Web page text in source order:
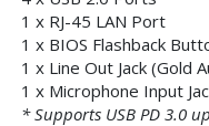
1 x RJ-45 LAN Port
1 x BIOS Flashback
1 x Line Out Jack (Gold
1 x Microphone Input
* Supports USB PD 3.0